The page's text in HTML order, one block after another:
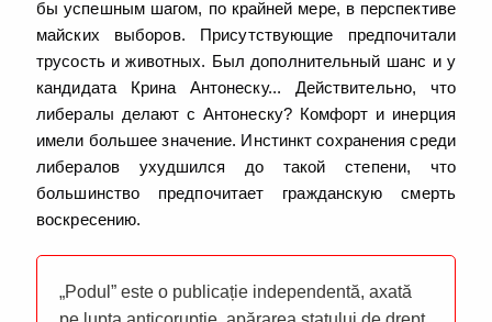
бы успешным шагом, по крайней мере, в перспективе
майских выборов. Присутствующие предпочитали
трусость и животных. Был дополнительный шанс и у
кандидата Крина Антонеску... Действительно, что
либералы делают с Антонеску? Комфорт и инерция
имели большее значение. Инстинкт сохранения среди
либералов ухудшился до такой степени, что
большинство предпочитает гражданскую смерть
воскресению.
„Podul” este o publicație independentă, axată